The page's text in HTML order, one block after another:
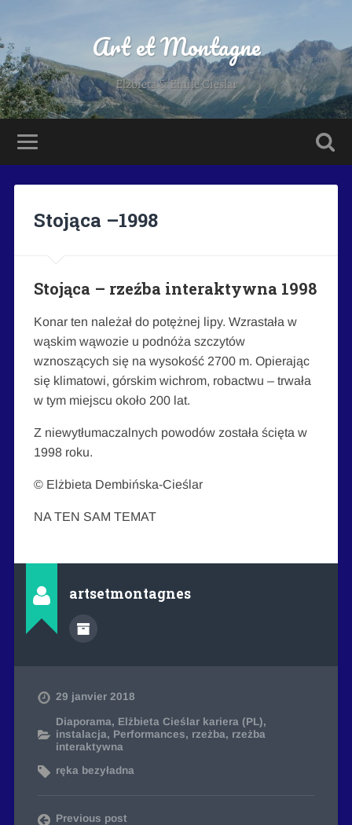
Art et Montagne
Elzbieta & Emile Cieslar
Stojąca –1998
Stojąca – rzeźba interaktywna 1998
Konar ten należał do potężnej lipy. Wzrastała w
wąskim wąwozie u podnóża szczytów
wznoszących się na wysokość 2700 m. Opierając
się klimatowi, górskim wichrom, robactwu – trwała
w tym miejscu około 200 lat.
Z niewytłumaczalnych powodów została ścięta w
1998 roku.
© Elżbieta Dembińska-Cieślar
NA TEN SAM TEMAT
artsetmontagnes
29 janvier 2018
Diaporama, Elżbieta Cieślar kariera (PL),
instalacja, Performances, rzeżba, rzeżba
interaktywna
ręka bezyładna
Previous post